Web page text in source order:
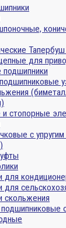
для
подшипники
стопорные
с
для
скольжения